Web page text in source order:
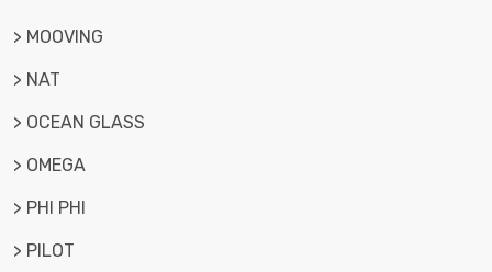
> MOOVING
> NAT
> OCEAN GLASS
> OMEGA
> PHI PHI
> PILOT